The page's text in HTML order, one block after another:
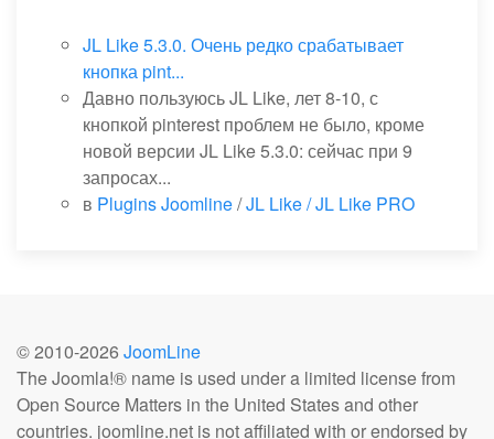
JL Like 5.3.0. Очень редко срабатывает
кнопка pint...
Давно пользуюсь JL Like, лет 8-10, с
кнопкой pinterest проблем не было, кроме
новой версии JL Like 5.3.0: сейчас при 9
запросах...
в Plugins Joomline/JL Like / JL Like PRO
© 2010-2026 JoomLine
The Joomla!® name is used under a limited license from
Open Source Matters in the United States and other
countries. joomline.net is not affiliated with or endorsed by